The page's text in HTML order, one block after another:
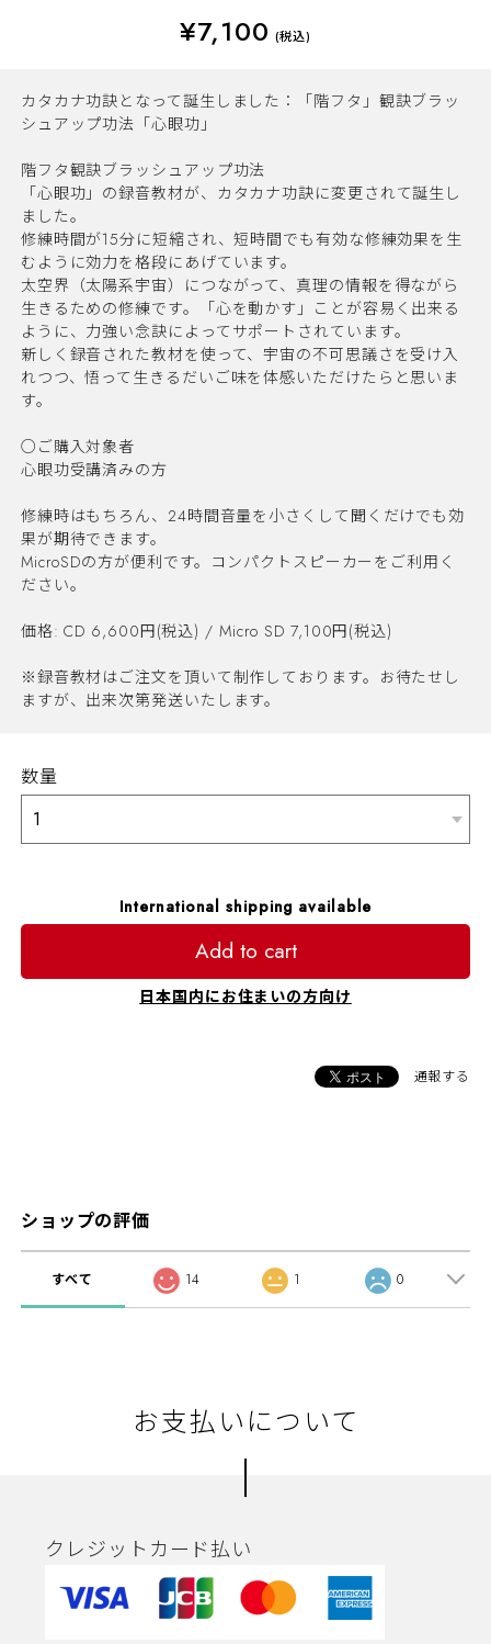
¥7,100 (税込)
カタカナ功訣となって誕生しました：「階フタ」観訣ブラッ
シュアップ功法「心眼功」
階フタ観訣ブラッシュアップ功法
「心眼功」の録音教材が、カタカナ功訣に変更されて誕生し
ました。
修練時間が15分に短縮され、短時間でも有効な修練効果を生
むように効力を格段にあげています。
太空界（太陽系宇宙）につながって、真理の情報を得ながら
生きるための修練です。「心を動かす」ことが容易く出来る
ように、力強い念訣によってサポートされています。
新しく録音された教材を使って、宇宙の不可思議さを受け入
れつつ、悟って生きるだいご味を体感いただけたらと思いま
す。
○ご購入対象者
心眼功受講済みの方
修練時はもちろん、24時間音量を小さくして聞くだけでも効
果が期待できます。
MicroSDの方が便利です。コンパクトスピーカーをご利用く
ださい。
価格: CD 6,600円(税込) / Micro SD 7,100円(税込)
※録音教材はご注文を頂いて制作しております。お待たせし
ますが、出来次第発送いたします。
数量
International shipping available
Add to cart
日本国内にお住まいの方向け
通報する
ショップの評価
すべて 14 1 0
お支払いについて
クレジットカード払い